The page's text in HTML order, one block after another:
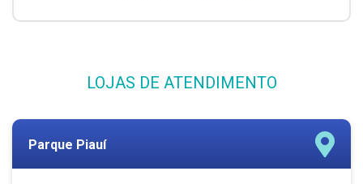
LOJAS DE ATENDIMENTO
Parque Piauí